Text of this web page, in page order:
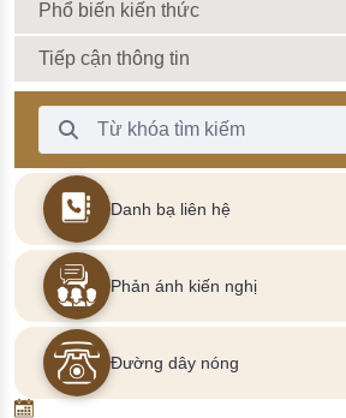
Phổ biến kiến thức
Tiếp cận thông tin
Thanh Tìm kiếm
Danh bạ liên hệ
Phản ánh kiến nghị
Đường dây nóng